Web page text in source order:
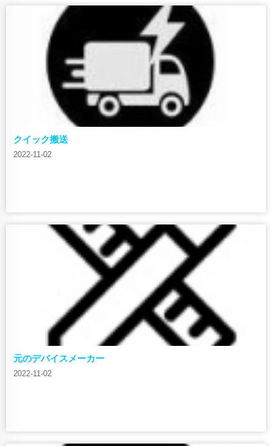
クイック搬送
2022-11-02
元のデバイスメーカー
2022-11-02